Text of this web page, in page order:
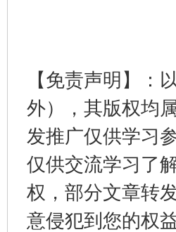
【免责声明】：
外），其版权均
发推广仅供学习
仅供交流学习了
权，部分文章转
意侵犯到您的权